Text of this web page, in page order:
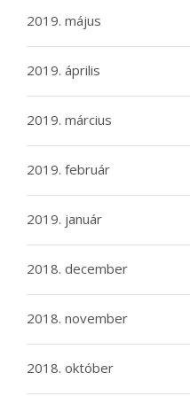
2019. május
2019. április
2019. március
2019. február
2019. január
2018. december
2018. november
2018. október